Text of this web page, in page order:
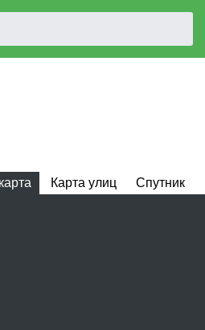
Карта улиц Спутник